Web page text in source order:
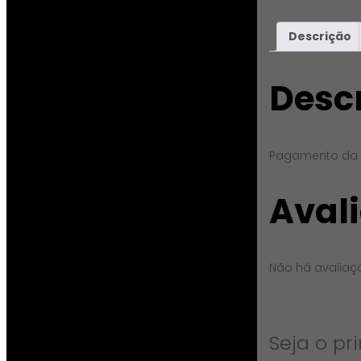
Descrição
Pagamento da
Não há
Seja o